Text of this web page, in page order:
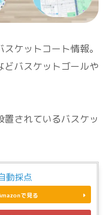
ケットコート情報。
どバスケットゴールや
されているバスケッ
動採点
で見る